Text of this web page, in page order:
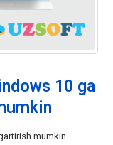
10 ga
mumkin